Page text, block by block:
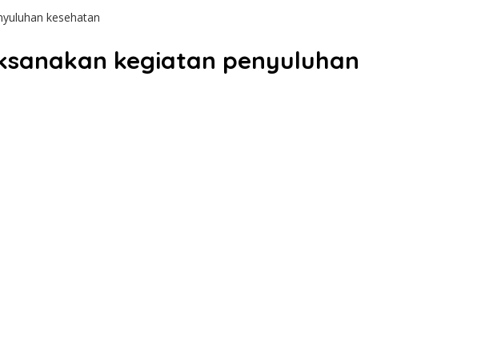
kesehatan
kegiatan penyuluhan